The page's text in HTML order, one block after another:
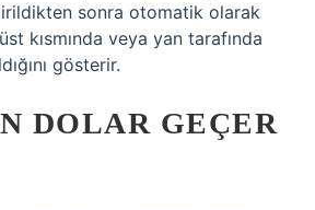
sonra otomatik olarak
kısmında veya yan tarafında
gösterir.
DOLAR GEÇER